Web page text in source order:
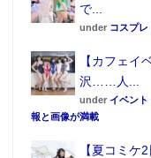
で...
under コスプ
【カフェイ
沢……人...
under イベント
報と画像が満載
【夏コミケ